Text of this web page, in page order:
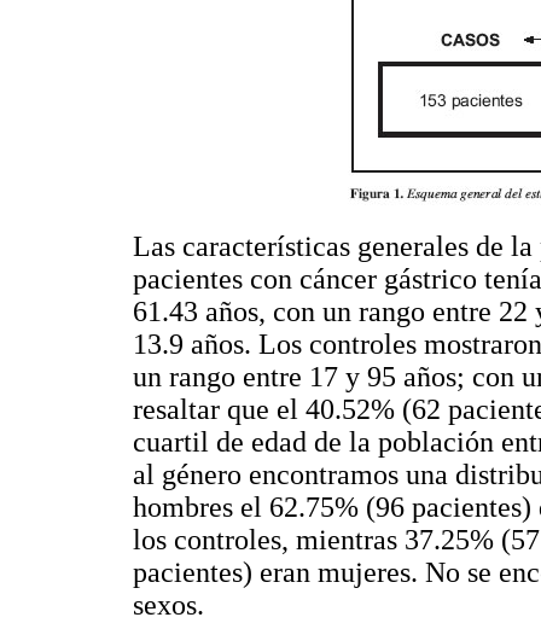
Las características generales de
pacientes con cáncer gástrico
61.43 años, con un rango entre
13.9 años. Los controles
un rango entre 17 y 95 años; con
resaltar que el 40.52% (62
cuartil de edad de la población
al género encontramos una
hombres el 62.75% (96
los controles, mientras 37.25%
pacientes) eran mujeres. No se
sexos.